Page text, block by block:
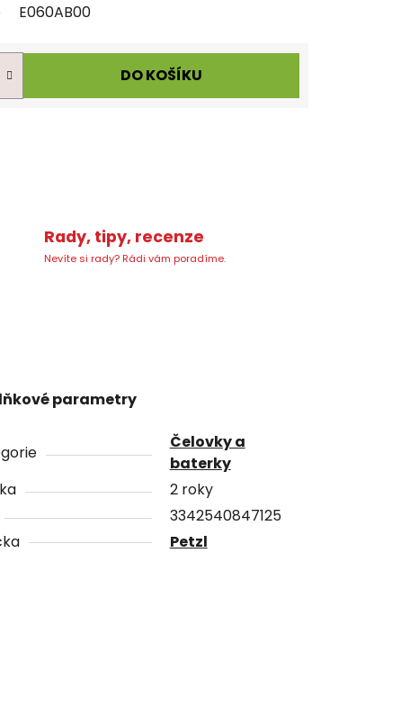
E060AB00
DO KOŠÍKU
Rady, tipy, recenze
Nevíte si rady? Rádi vám poradíme.
parametry
Čelovky a
baterky
2 roky
3342540847125
Petzl